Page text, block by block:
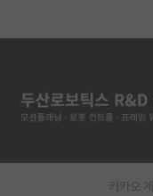
카카오